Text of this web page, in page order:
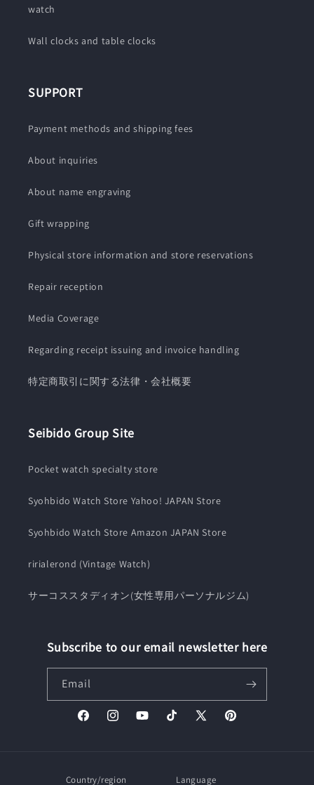
watch
Wall clocks and table clocks
SUPPORT
Payment methods and shipping fees
About inquiries
About name engraving
Gift wrapping
Physical store information and store reservations
Repair reception
Media Coverage
Regarding receipt issuing and invoice handling
特定商取引に関する法律・会社概要
Seibido Group Site
Pocket watch specialty store
Syohbido Watch Store Yahoo! JAPAN Store
Syohbido Watch Store Amazon JAPAN Store
ririalerond (Vintage Watch)
サーコススタディオン(女性専用パーソナルジム)
Subscribe to our email newsletter here
Email
FacebookInstagramYouTubeTikTok
X
Pinterest
Country/region Language